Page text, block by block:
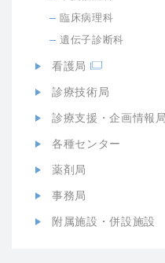
臨床病理科
遺伝子診断科
看護局
診療技術局
診療支援・企画情報局
各種センター
薬剤局
事務局
附属施設・併設施設